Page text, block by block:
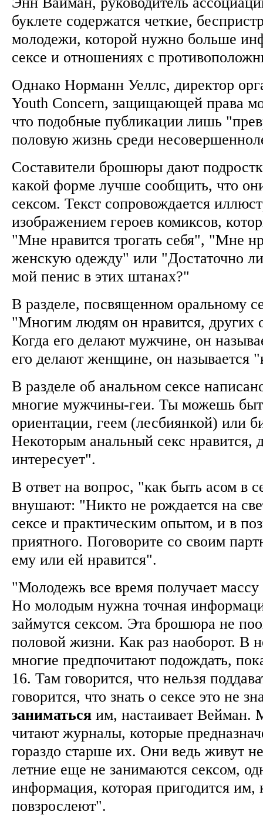
буклете содержатся четкие,
молодежи, которой нужно больше
сексе и отношениях с
Однако Норманн Уеллс, директор
Youth Concern, защищающей права
что подобные публикации лишь
половую жизнь среди
Составители брошюры дают
какой форме лучше сообщить, что
сексом. Текст сопровождается
изображением героев комиксов,
"Мне нравится трогать себя", "Мне
женскую одежду" или "Достаточно
мой пенис в этих штанах?"
В разделе, посвященном оральному
"Многим людям он нравится, других
Когда его делают мужчине, он
его делают женщине, он называется
В разделе об анальном сексе
многие мужчины-геи. Ты можешь
ориентации, геем (лесбиянкой) или
Некоторым анальный секс нравится,
интересует".
В ответ на вопрос, "как быть асом в
внушают: "Никто не рождается на
сексе и практическим опытом, и в
приятного. Поговорите со своим
ему или ей нравится".
"Молодежь все время получает
Но молодым нужна точная
займутся сексом. Эта брошюра не
половой жизни. Как раз наоборот. В
многие предпочитают подождать,
16. Там говорится, что нельзя
говорится, что знать о сексе это не
заниматься им, настаивает Вейман.
читают журналы, которые
гораздо старше их. Они ведь живут
летние еще не занимаются сексом,
информация, которая пригодится им,
повзрослеют".